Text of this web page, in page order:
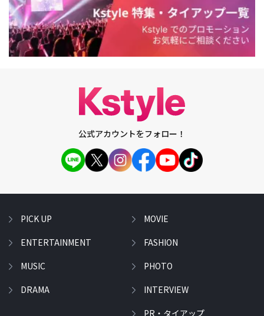
公式アカウントをフォロー！
PICK UP
ENTERTAINMENT
MUSIC
DRAMA
MOVIE
FASHION
PHOTO
INTERVIEW
PR・タイアップ